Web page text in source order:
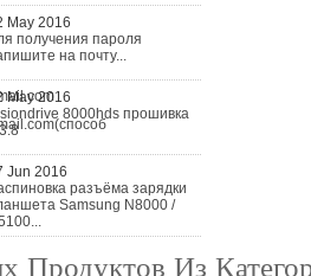
May 2016
получения пароля
на почту...
May 2016
8000hds прошивка
Jun 2016
разъёма зарядки
Samsung N8000 /
Продуктов Из